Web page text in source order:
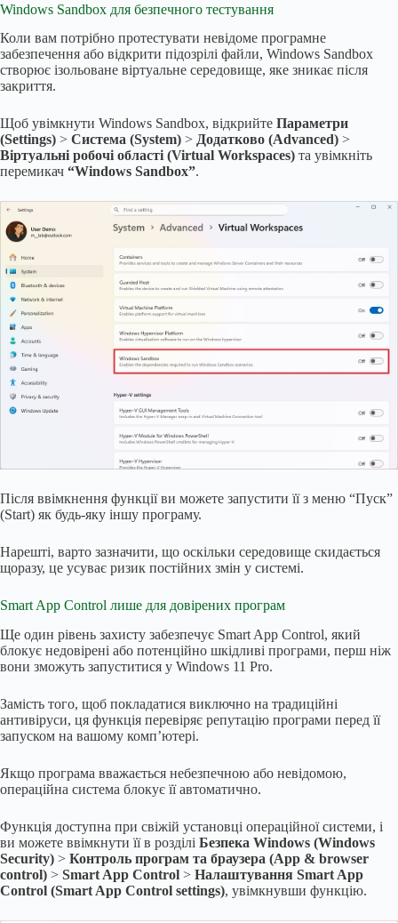
Windows Sandbox для безпечного тестування
Коли вам потрібно протестувати невідоме програмне
забезпечення або відкрити підозрілі файли, Windows Sandbox
створює ізольоване віртуальне середовище, яке зникає після
закриття.
Щоб увімкнути Windows Sandbox, відкрийте Параметри
(Settings) > Система (System) > Додатково (Advanced) >
Віртуальні робочі області (Virtual Workspaces) та увімкніть
перемикач “Windows Sandbox”.
Після ввімкнення функції ви можете запустити її з меню “Пуск”
(Start) як будь-яку іншу програму.
Нарешті, варто зазначити, що оскільки середовище скидається
щоразу, це усуває ризик постійних змін у системі.
Smart App Control лише для довірених програм
Ще один рівень захисту забезпечує Smart App Control, який
блокує недовірені або потенційно шкідливі програми, перш ніж
вони зможуть запуститися у Windows 11 Pro.
Замість того, щоб покладатися виключно на традиційні
антивіруси, ця функція перевіряє репутацію програми перед її
запуском на вашому комп’ютері.
Якщо програма вважається небезпечною або невідомою,
операційна система блокує її автоматично.
Функція доступна при свіжій установці операційної системи, і
ви можете ввімкнути її в розділі Безпека Windows (Windows
Security) > Контроль програм та браузера (App & browser
control) > Smart App Control > Налаштування Smart App
Control (Smart App Control settings), увімкнувши функцію.